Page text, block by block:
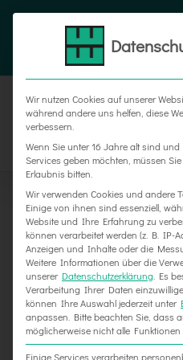
Zum
Neues Schild für
Wir nutzen Cookies auf unserer
während andere uns helfen, diese
verbessern.
Wenn Sie unter 16 Jahre alt sind
Services geben möchten, müssen
Erlaubnis bitten.
Wir verwenden Cookies und andere
Einige von ihnen sind essenziell,
Website und Ihre Erfahrung zu
können verarbeitet werden (z. B. IP-
Anzeigen und Inhalte oder die
Weitere Informationen über die
unserer Datenschutzerklärung Es
Verarbeitung Ihrer Daten
können Ihre Auswahl jederzeit unter
anpassen. Bitte beachten Sie, dass
möglicherweise nicht alle
Einige Services verarbeiten